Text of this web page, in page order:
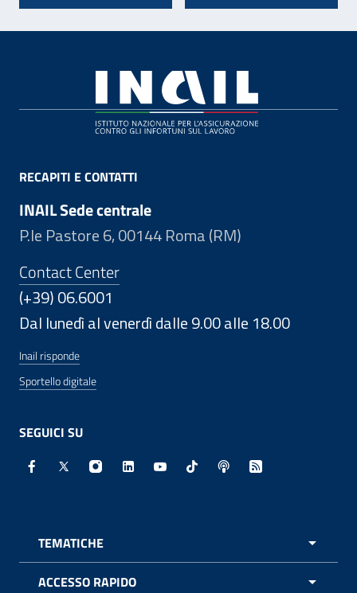
RECAPITI E CONTATTI
INAIL Sede centrale
P.le Pastore 6, 00144 Roma (RM)
Contact Center
(+39) 06.6001
Dal lunedì al venerdì dalle 9.00 alle 18.00
Inail risponde
Sportello digitale
SEGUICI SU
Facebook - Sito esterno - Apertura in nuova finestra
X - Sito esterno - Apertura in nuova finestra
Instagram - Sito esterno - Apertura in
Linkedin - Sito esterno - Apertura in
Youtube - Sito esterno -
TikTok - Sito esterno -
Spreaker - Sito
Feed RSS -
TEMATICHE
ACCESSO RAPIDO